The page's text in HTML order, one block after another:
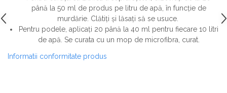
până la 50 ml de produs pe litru de apă, în funcție de
murdărie. Clătiți și lăsați să se usuce.
Pentru podele, aplicați 20 până la 40 ml pentru fiecare 10 litri
de apă. Se curata cu un mop de microfibra, curat.
Informatii conformitate produs